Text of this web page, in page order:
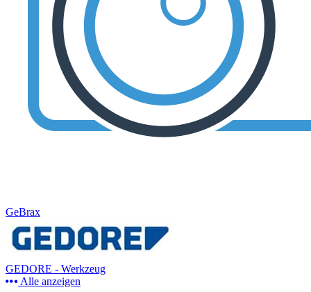
GeBrax
GEDORE - Werkzeug
Alle anzeigen